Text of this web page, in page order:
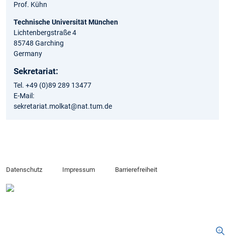
Prof. Kühn
Technische Universität München
Lichtenbergstraße 4
85748 Garching
Germany
Sekretariat:
Tel. +49 (0)89 289 13477
E-Mail:
sekretariat.molkat@nat.tum.de
Datenschutz Impressum Barrierefreiheit